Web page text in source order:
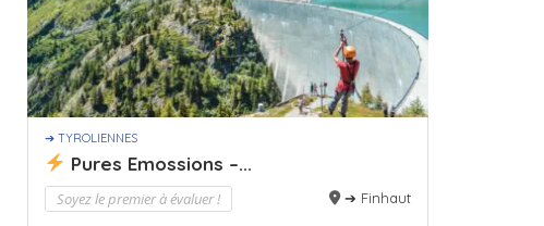
➔ TYROLIENNES
Pures Emossions –...
Soyez le premier à évaluer ! ➔ Finhaut